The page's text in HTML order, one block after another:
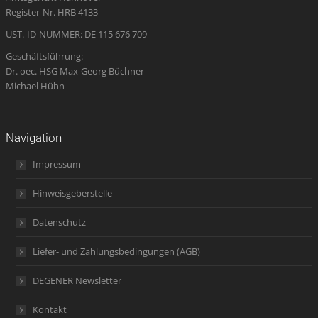
Register-Nr. HRB 4133
UST.-ID-NUMMER: DE 115 676 709
Geschäftsführung:
Dr. oec. HSG Max-Georg Büchner
Michael Hühn
Navigation
Impressum
Hinweisgeberstelle
Datenschutz
Liefer- und Zahlungsbedingungen (AGB)
DEGENER Newsletter
Kontakt